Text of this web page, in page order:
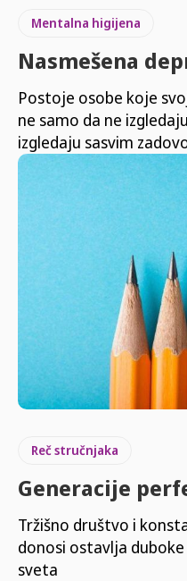
Mentalna higijena
Nasmešena
Postoje osobe koje
ne samo da ne
izgledaju sasvim
Reč stručnjaka
Generacije
Tržišno društvo i
donosi ostavlja
sveta